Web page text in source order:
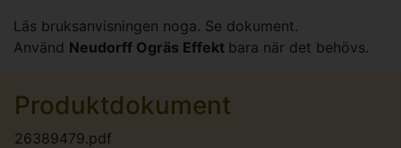
Läs bruksanvisningen noga. Se dokument.
Använd Neudorff Ogräs Effekt bara när det behövs.
Produktdokument
26389479.pdf